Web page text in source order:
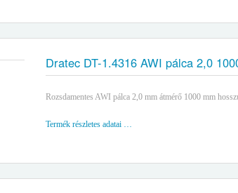
Dratec DT-1.4316 AWI pálca 2,0
Rozsdamentes AWI pálca 2,0 mm átmérő 1000 mm
Termék részletes adatai …